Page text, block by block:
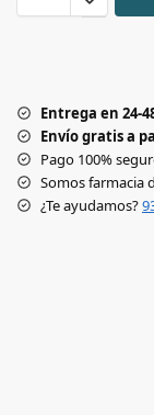
-
Entrega en 24-
Envío gratis a
Pago 100%
Somos farmacia
¿Te ayudamos?